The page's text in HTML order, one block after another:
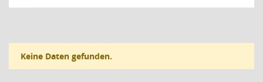
Keine Daten gefunden.